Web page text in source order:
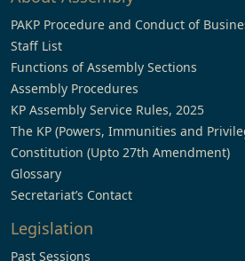
PAKP Procedure and Conduct of
Staff List
Functions of Assembly Sections
Assembly Procedures
KP Assembly Service Rules, 2025
The KP (Powers, Immunities and
Constitution (Upto 27th Amendment)
Glossary
Secretariat’s Contact
Legislation
Past Sessions